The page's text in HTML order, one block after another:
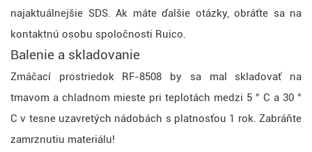
najaktuálnejšie SDS. Ak máte ďalšie otázky, obráťte sa na
kontaktnú osobu spoločnosti Ruico.
Balenie a skladovanie
Zmáčací prostriedok RF-8508 by sa mal skladovať na
tmavom a chladnom mieste pri teplotách medzi 5 ° C a 30 °
C v tesne uzavretých nádobách s platnosťou 1 rok. Zabráňte
zamrznutiu materiálu!